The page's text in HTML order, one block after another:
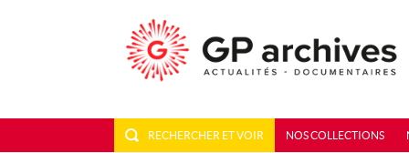
RECHERCHER ET VOIR NOS COLLECTIONS